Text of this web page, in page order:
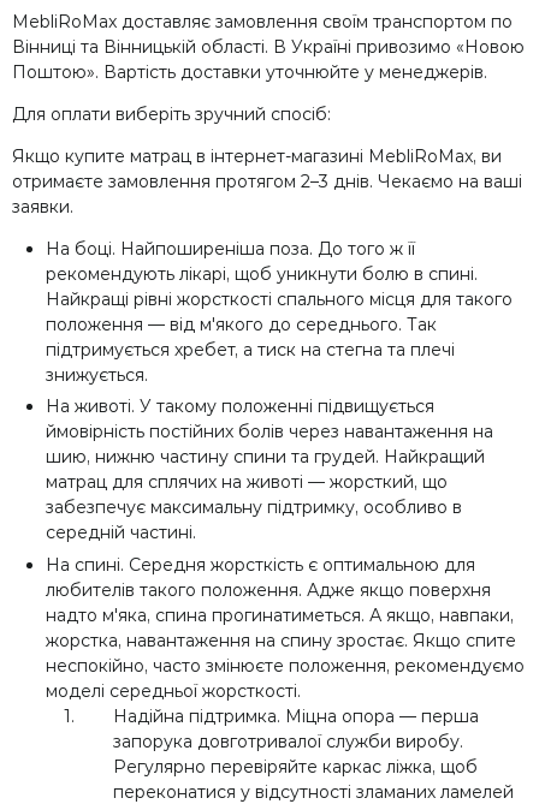
MebliRoMax доставляє замовлення своїм транспортом по
Вінниці та Вінницькій області. В Україні привозимо «Новою
Поштою». Вартість доставки уточнюйте у менеджерів.
Для оплати виберіть зручний спосіб:
Якщо купите матрац в інтернет-магазині MebliRoMax, ви
отримаєте замовлення протягом 2–3 днів. Чекаємо на ваші
заявки.
На боці. Найпоширеніша поза. До того ж її
рекомендують лікарі, щоб уникнути болю в спині.
Найкращі рівні жорсткості спального місця для такого
положення — від м'якого до середнього. Так
підтримується хребет, а тиск на стегна та плечі
знижується.
На животі. У такому положенні підвищується
ймовірність постійних болів через навантаження на
шию, нижню частину спини та грудей. Найкращий
матрац для сплячих на животі — жорсткий, що
забезпечує максимальну підтримку, особливо в
середній частині.
На спині. Середня жорсткість є оптимальною для
любителів такого положення. Адже якщо поверхня
надто м'яка, спина прогинатиметься. А якщо, навпаки,
жорстка, навантаження на спину зростає. Якщо спите
неспокійно, часто змінюєте положення, рекомендуємо
моделі середньої жорсткості.
Надійна підтримка. Міцна опора — перша
запорука довготривалої служби виробу.
Регулярно перевіряйте каркас ліжка, щоб
переконатися у відсутності зламаних ламелей